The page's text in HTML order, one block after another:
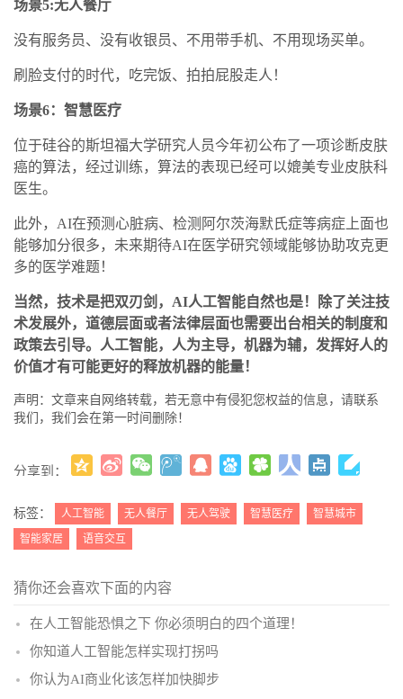
场景5:无人餐厅
没有服务员、没有收银员、不用带手机、不用现场买单。
刷脸支付的时代，吃完饭、拍拍屁股走人！
场景6：智慧医疗
位于硅谷的斯坦福大学研究人员今年初公布了一项诊断皮肤
癌的算法，经过训练，算法的表现已经可以媲美专业皮肤科
医生。
此外，AI在预测心脏病、检测阿尔茨海默氏症等病症上面也
能够加分很多，未来期待AI在医学研究领域能够协助攻克更
多的医学难题！
当然，技术是把双刃剑，AI人工智能自然也是！除了关注技
术发展外，道德层面或者法律层面也需要出台相关的制度和
政策去引导。
人工智能，人为主导，机器为辅，发挥好人的
价值才有可能更好的释放机器的能量！
声明：文章来自网络转载，若无意中有侵犯您权益的信息，请联系
我们，我们会在第一时间删除！
分享到：
( )
标签： 人工智能 无人餐厅 无人驾驶 智慧医疗
智慧城市
智能家居
语音交互
猜你还会喜欢下面的内容
在人工智能恐惧之下 你必须明白的四个道理！
你知道人工智能怎样实现打拐吗
你认为AI商业化该怎样加快脚步